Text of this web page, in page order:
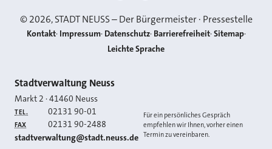
©2026, STADT NEUSS – Der Bürgermeister · Pressestelle
Kontakt Impressum Datenschutz Barrierefreiheit Sitemap
Leichte Sprache
Kontakt
Stadtverwaltung Neuss
Markt 2 ·41460 Neuss
TEL. 02131 90-01
FAX 02131 90-2488
E-MAIL
stadtverwaltung@stadt.neuss.de
Für ein persönliches Gespräch
empfehlen wir Ihnen, vorher einen
Termin zu vereinbaren.